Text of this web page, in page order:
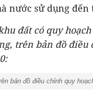
nước sử dụng đến
đất có quy
trên bản đồ
bản đồ điều chỉnh quy